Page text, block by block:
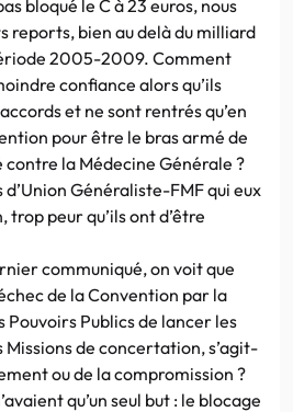
bloqué le C à 23 euros, nous
reports, bien au delà du milliard
2005-2009. Comment
confiance alors qu’ils
et ne sont rentrés qu’en
pour être le bras armé de
contre la Médecine Générale ?
d’Union Généraliste-FMF qui eux
peur qu’ils ont d’être
communiqué, on voit que
de la Convention par la
Pouvoirs Publics de lancer les
Missions de concertation, s’agit-
ou de la compromission ?
qu’un seul but : le blocage